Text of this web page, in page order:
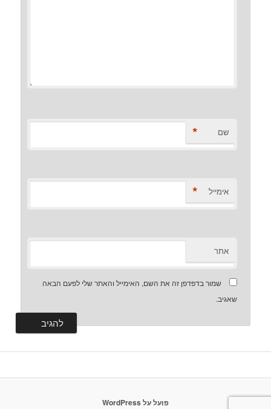
שם *
אימייל *
אתר
שמור בדפדפן זה את השם, האימייל והאתר שלי לפעם הבאה
שאגיב.
פועל על WordPress